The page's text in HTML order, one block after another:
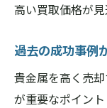
高い買取価格が見
過去の成功事例
貴金属を高く売
が重要なポイン